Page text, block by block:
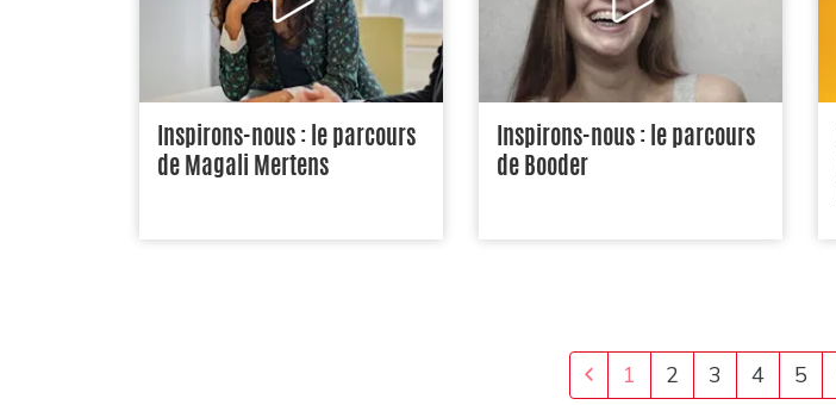
Inspirons-nous : le parcours
de Magali Mertens
Inspirons-nous : le parcours
de Booder
1 2 3 4 5